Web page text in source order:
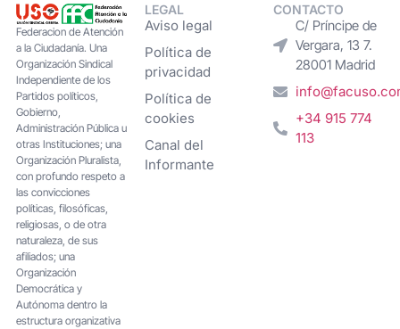
Federacion de Atención
a la Ciudadanía. Una
Organización Sindical
Independiente de los
Partidos políticos,
Gobierno,
Administración Pública u
otras Instituciones; una
Organización Pluralista,
con profundo respeto a
las convicciones
políticas, filosóficas,
religiosas, o de otra
naturaleza, de sus
afiliados; una
Organización
Democrática y
Autónoma dentro la
estructura organizativa
LEGAL
Aviso legal
Política de
privacidad
Política de
cookies
Canal del
Informante
CONTACTO
C/ Príncipe de
Vergara, 13 7.
28001 Madrid
+34 915 774
113